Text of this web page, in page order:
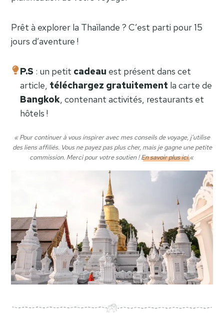
Prêt à explorer la Thaïlande ? C’est parti pour 15
jours d’aventure !
P.S : un petit cadeau est présent dans cet
article, téléchargez gratuitement la carte de
Bangkok, contenant activités, restaurants et
hôtels !
« Pour continuer à vous inspirer avec mes conseils de voyage, j’utilise
des liens affiliés. Vous ne payez pas plus cher, mais je gagne une petite
commission. Merci pour votre soutien !En savoir plus ici.«